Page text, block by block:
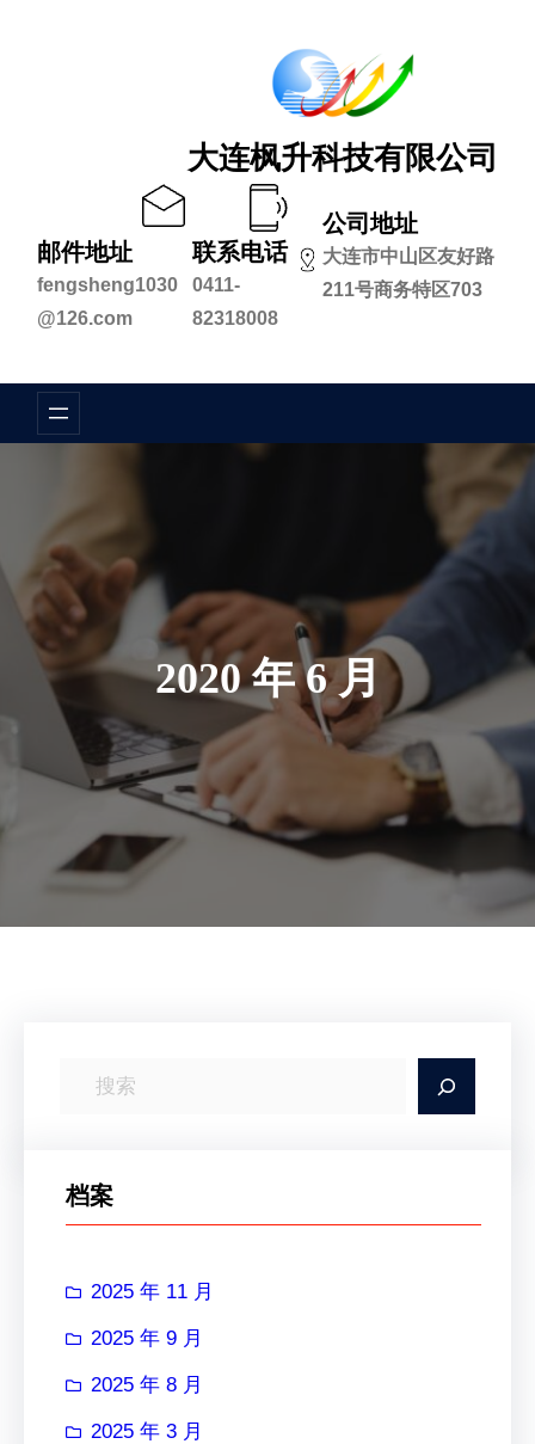
大连枫升科技有限公司
邮件地址
fengsheng1030
@126.com
联系电话
0411-
82318008
公司地址
大连市中山区友好路
211号商务特区703
2020 年 6 月
档案
2025 年 11 月
2025 年 9 月
2025 年 8 月
2025 年 3 月